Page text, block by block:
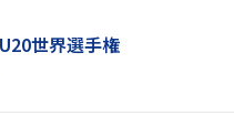
世界選手権